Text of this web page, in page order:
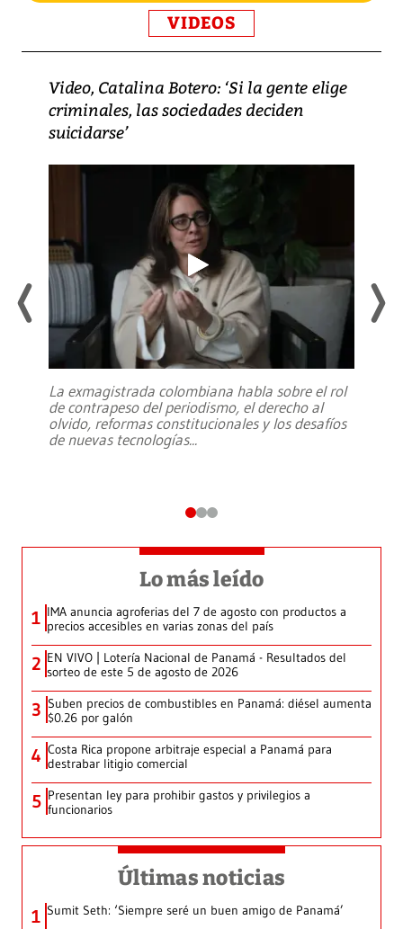
VIDEOS
Video, Catalina Botero: ‘Si la gente elige
criminales, las sociedades deciden
suicidarse’
La exmagistrada colombiana habla sobre el rol
de contrapeso del periodismo, el derecho al
olvido, reformas constitucionales y los desafíos
de nuevas tecnologías...
Lo más leído
1 IMA anuncia agroferias del 7 de agosto con productos a
precios accesibles en varias zonas del país
2 EN VIVO | Lotería Nacional de Panamá - Resultados del
sorteo de este 5 de agosto de 2026
3 Suben precios de combustibles en Panamá: diésel aumenta
$0.26 por galón
4 Costa Rica propone arbitraje especial a Panamá para
destrabar litigio comercial
5 Presentan ley para prohibir gastos y privilegios a
funcionarios
Últimas noticias
1 Sumit Seth: ‘Siempre seré un buen amigo de Panamá’